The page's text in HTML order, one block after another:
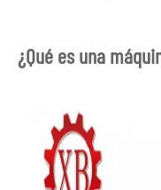
¿Qué es una